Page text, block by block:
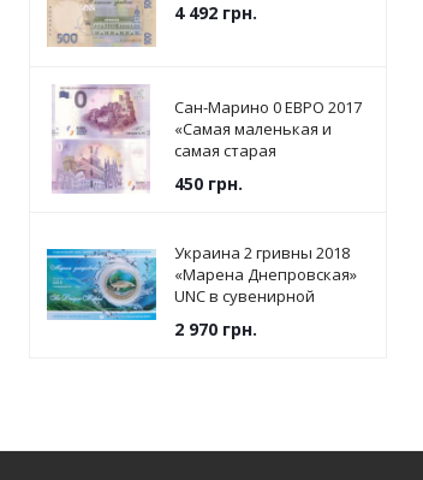
4 492грн.
Сан-Марино 0 ЕВРО 2017
«Самая маленькая и
самая старая
450грн.
Украина 2 гривны 2018
«Марена Днепровская»
UNC в сувенирной
2 970грн.